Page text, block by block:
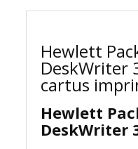
Hewlett
DeskWriter
cartus
Hewlett
DeskWriter